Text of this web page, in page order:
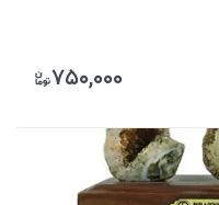
۷۵۰,۰۰۰